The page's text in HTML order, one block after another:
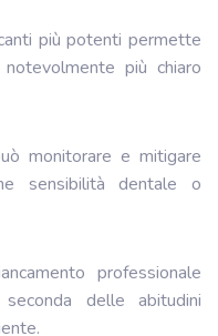
più potenti permette
più chiaro
monitorare e mitigare
sensibilità dentale o
professionale
delle abitudini